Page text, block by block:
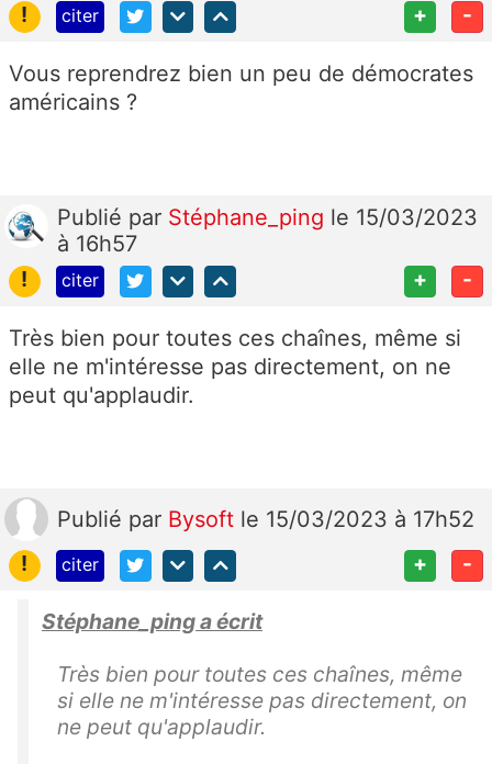
!
citer + -
Vous reprendrez bien un peu de démocrates
américains ?
Publié par Stéphane_ping le 15/03/2023
à 16h57
!
citer + -
Très bien pour toutes ces chaînes, même si
elle ne m'intéresse pas directement, on ne
peut qu'applaudir.
Publié par Bysoft le 15/03/2023 à 17h52
!
citer + -
Stéphane_ping a écrit
Très bien pour toutes ces chaînes, même
si elle ne m'intéresse pas directement, on
ne peut qu'applaudir.